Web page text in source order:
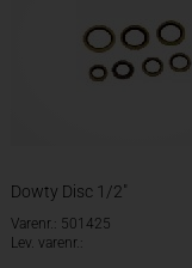
Dowty Disc 1/2"
Varenr.: 501425
Lev. varenr.: